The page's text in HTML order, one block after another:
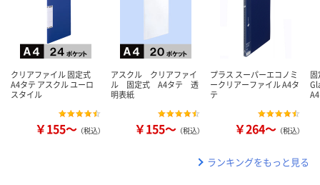
クリアファイル 固定式
A4タテ アスクル ユーロ
スタイル
￥155～ （税込）
アスクル クリアファイ
ル 固定式 A4タテ 透
明表紙
￥155～ （税込）
プラス スーパーエコノミ
ークリアーファイル A4タ
テ
￥264～ （税込）
ランキングをもっと見る